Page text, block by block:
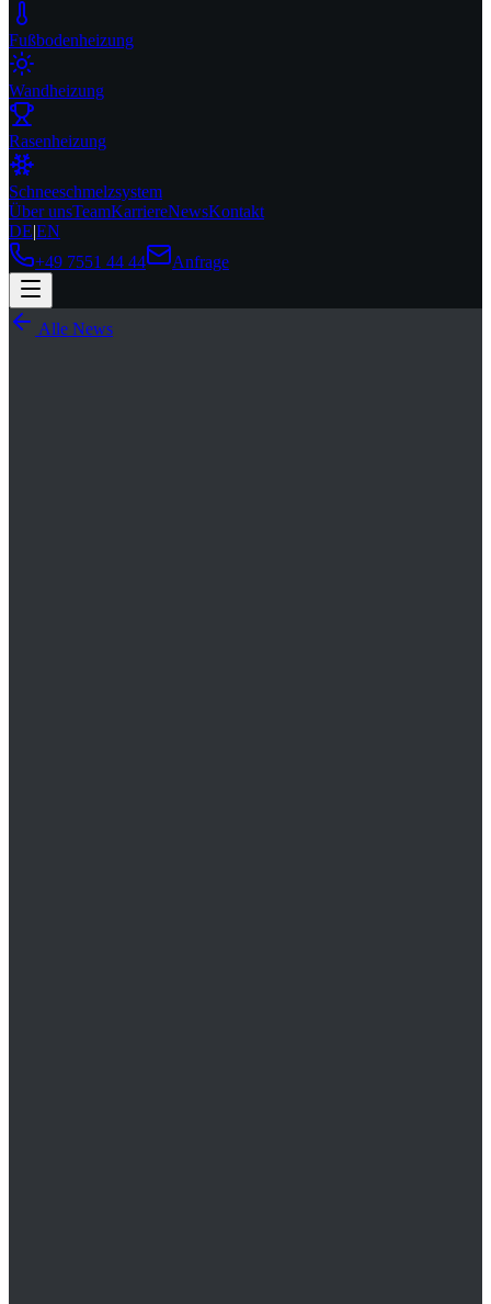
Fußbodenheizung
Wandheizung
Rasenheizung
Schneeschmelzsystem
Über unsTeamKarriereNewsKontakt
DE|EN
+49 7551 44 44
Anfrage
Alle News